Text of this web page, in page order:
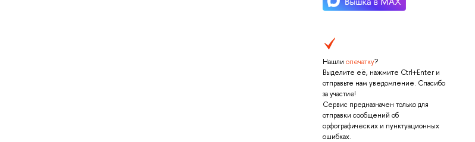
Нашли опечатку?
Выделите её, нажмите Ctrl+Enter и
отправьте нам уведомление. Спасибо
за участие!
Сервис предназначен только для
отправки сообщений об
орфографических и пунктуационных
ошибках.